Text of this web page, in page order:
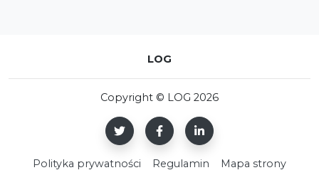
LOG
Copyright © LOG 2026
Polityka prywatności Regulamin Mapa strony